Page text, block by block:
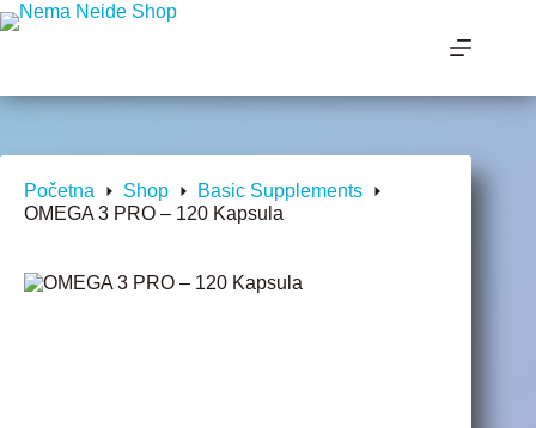
Početna Shop
Basic Supplements
OMEGA 3 PRO – 120 Kapsula